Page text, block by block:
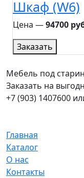
Шкаф (W6)
Цена ―94700
Заказать
Мебель под
Заказать на
+7 (903) 1407600
Главная
Каталог
О нас
Контакты